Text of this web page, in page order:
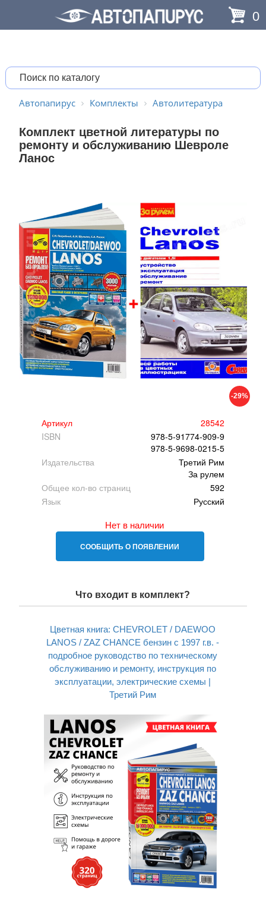
0
Автопапирус Комплекты Автолитература
Комплект цветной литературы по
ремонту и обслуживанию Шевроле
Ланос
-29%
Артикул
28542
ISBN
978-5-91774-909-9
978-5-9698-0215-5
Издательства
Третий Рим
За рулем
Общее кол-во страниц
592
Язык
Русский
Нет в наличии
СООБЩИТЬ О ПОЯВЛЕНИИ
Что входит в комплект?
Цветная книга: CHEVROLET / DAEWOO
LANOS / ZAZ CHANCE бензин с 1997 г.в. -
подробное руководство по техническому
обслуживанию и ремонту, инструкция по
эксплуатации, электрические схемы |
Третий Рим